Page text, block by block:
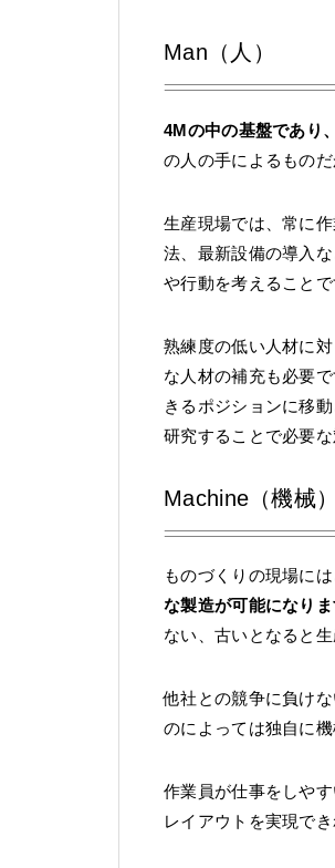
Man（人）
4Mの中の基盤であり
の人の手によるものだ
生産現場では、常に
法、最新設備の導入
や行動を考えることで
熟練度の低い人材に
な人材の補充も必要
きるポジションに移
研究することで必要な
Machine（機械）
ものづくりの現場に
な製造が可能になりま
ない、古いとなると
他社との競争に負け
のによっては独自に
作業員が仕事をしや
レイアウトを実現で